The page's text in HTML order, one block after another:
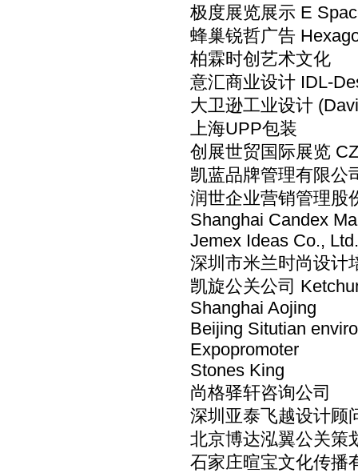
极度展览展示 E
蜂巢锐哲广告
柏霖时创艺术文化
意汇商业设计 IDL-
大卫逊工业设计
上海UPP包装
创展世贸国际展览
凯蓝品牌管理有限公
润世企业营销管理股
Shanghai Candex
Jemex Ideas Co., Ltd.
深圳市米兰时尚设计
凯旋公关公司
Shanghai Aojing
Beijing Situtian
Expopromoter
Stones King
尚格驿轩咨询公司
深圳亚泰飞越设计顾
北京博达泓翼公关策
石家庄暄宝文化传播